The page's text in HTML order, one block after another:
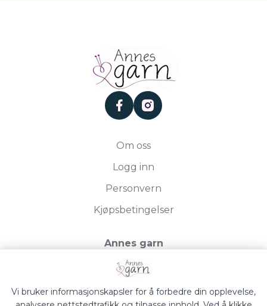
facebookinstagram
Om oss
Logg inn
Personvern
Kjøpsbetingelser
Annes garn
Storgata 19, 2750 Gran
Org.nr. 994050613
Vi bruker informasjonskapsler for å forbedre din opplevelse,